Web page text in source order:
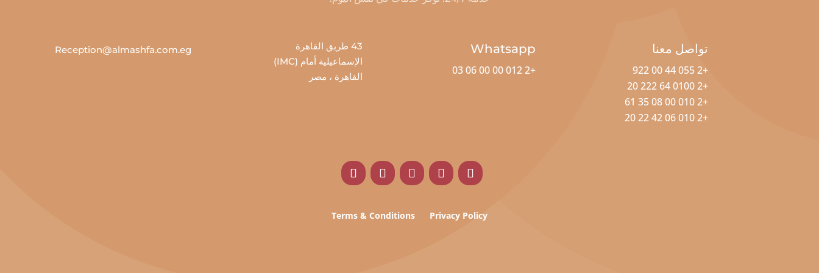
Reception@almashfa.com.eg
43 طريق القاهرة
الإسماعيلية أمام (IMC)
القاهرة ، مصر
Whatsapp
+2 012 00 00 06 03
تواصل معنا
+2 055 44 00 922
+2 0100 64 222 20
+2 010 00 08 35 61
+2 010 06 42 22 20
Terms & Conditions Privacy Policy